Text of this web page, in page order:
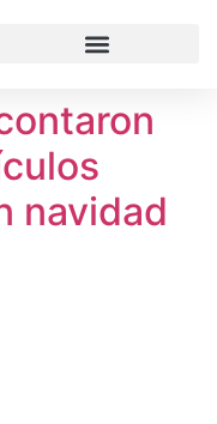
navidad